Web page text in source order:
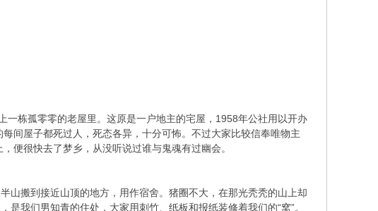
一栋孤零零的老屋里。这原是一户地主的宅屋，1958年公社用以开办
间屋子都死过人，死态各异，十分可怖。不过大家比较信奉唯物主
便很快去了梦乡，从没听说过谁与鬼魂有过幽会。
山搬到接近山顶的地方，用作宿舍。猪圈不大，在那光秃秃的山上却
我们男知青的住处，大家用刺竹、纸板和报纸装修着我们的“窝”。